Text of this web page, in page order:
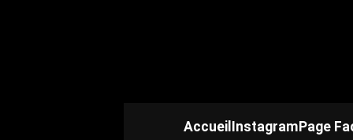
Accueil Instagram Page